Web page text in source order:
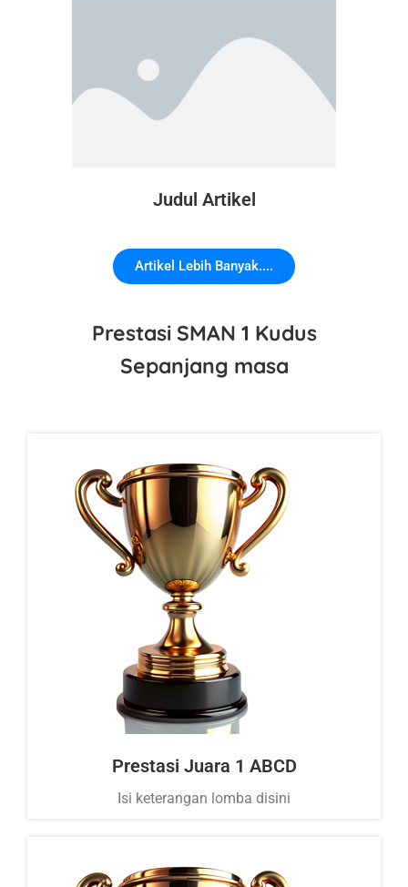
Judul Artikel
Artikel Lebih Banyak....
Prestasi SMAN 1 Kudus
Sepanjang masa
Prestasi Juara 1 ABCD
Isi keterangan lomba disini